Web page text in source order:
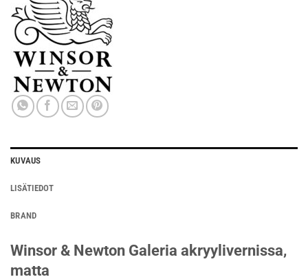
KUVAUS
LISÄTIEDOT
BRAND
Winsor & Newton Galeria akryylivernissa,
matta